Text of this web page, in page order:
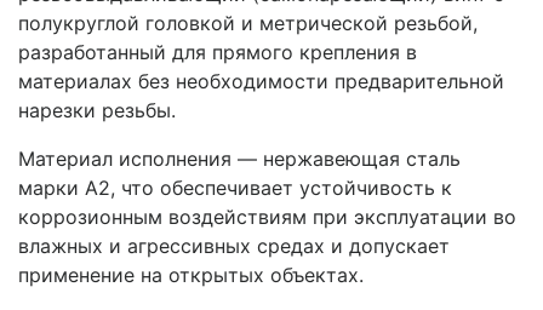
полукруглой головкой и метрической резьбой,
разработанный для прямого крепления в
материалах без необходимости предварительной
нарезки резьбы.
Материал исполнения — нержавеющая сталь
марки A2, что обеспечивает устойчивость к
коррозионным воздействиям при эксплуатации во
влажных и агрессивных средах и допускает
применение на открытых объектах.